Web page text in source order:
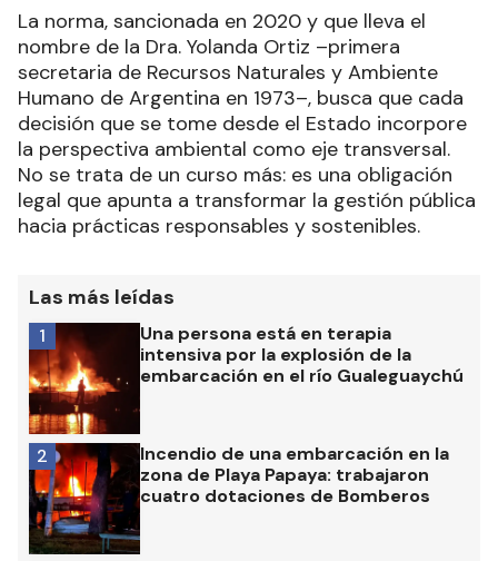
La norma, sancionada en 2020 y que lleva el
nombre de la Dra. Yolanda Ortiz –primera
secretaria de Recursos Naturales y Ambiente
Humano de Argentina en 1973–, busca que cada
decisión que se tome desde el Estado incorpore
la perspectiva ambiental como eje transversal.
No se trata de un curso más: es una obligación
legal que apunta a transformar la gestión pública
hacia prácticas responsables y sostenibles.
Las más leídas
Una persona está en terapia
intensiva por la explosión de la
embarcación en el río Gualeguaychú
1
Incendio de una embarcación en la
zona de Playa Papaya: trabajaron
cuatro dotaciones de Bomberos
2